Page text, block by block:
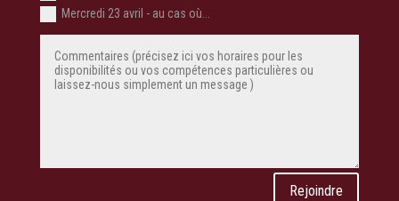
Mercredi 23 avril - au cas où...
Rejoindre